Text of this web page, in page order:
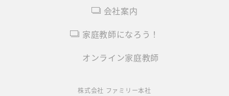
オンライン家庭教師
家庭教師になろう！
会社案内
株式会社 ファミリー本社